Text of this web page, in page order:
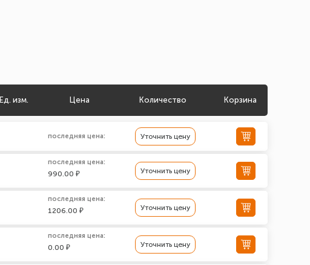
Ед. изм. Цена Количество Корзина
последняя цена: Уточнить цену
последняя цена:
990.00 ₽ Уточнить цену
последняя цена:
1206.00 ₽ Уточнить цену
последняя цена:
0.00 ₽ Уточнить цену